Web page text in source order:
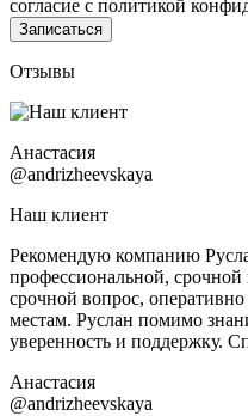
согласие с политикой
Отзывы
Анастасия
@andrizheevskaya
Наш клиент
Рекомендую компанию
профессиональной,
срочной вопрос,
местам. Руслан помимо
уверенность и поддержку.
Анастасия
@andrizheevskaya